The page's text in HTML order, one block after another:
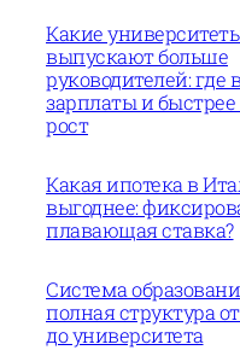
Какие
выпускают больше
руководителей: где
зарплаты и
рост
Какая ипотека в
выгоднее:
плавающая ставка?
Система
полная структура
до университета